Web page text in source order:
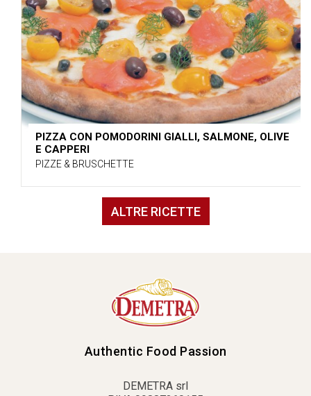
PIZZA CON POMODORINI GIALLI, SALMONE, OLIVE
E CAPPERI
PIZZE & BRUSCHETTE
ALTRE RICETTE
Authentic Food Passion
DEMETRA srl